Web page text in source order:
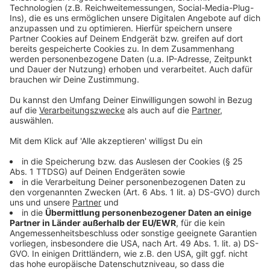
aktuell noch ein paar Resttickets. Gleich zwei Mal
spielt die Band bei der Tour auch in der Arena in
Düsseldorf-Stockum. Beide Konzerte sind allerdings
bereits ausverkauft.
Anzeige
Weitere Infos und Links zum Thema:
Anzeige
So haben wir vorab berichtet
Das Hosen-Konzert war Ende August angekündigt
worden
Tourdaten und Tickets